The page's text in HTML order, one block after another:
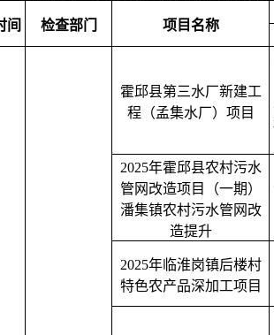
间 检查部门 项目名称
霍邱县第三水厂新建工
程（孟集水厂）项目
2025年霍邱县农村污水
管网改造项目（一期）
潘集镇农村污水管网改
造提升
2025年临淮岗镇后楼村
特色农产品深加工项目